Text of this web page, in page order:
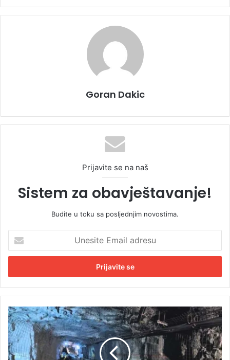
Goran Dakic
Prijavite se na naš
Sistem za obavještavanje!
Budite u toku sa posljednjim novostima.
e
i
t
E
m
a
i
l
R
u
d
a
r